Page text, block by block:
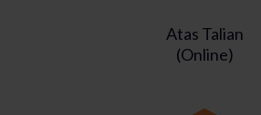
Atas Talian
(Online)